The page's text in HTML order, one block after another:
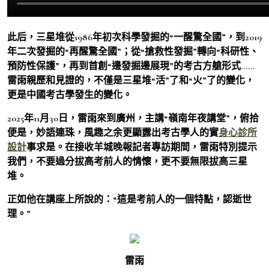
此后，三星堆從1986年初次科學發掘的“一醒驚全國”，到2019
年二次發掘的“再醒驚全國”；從“搶救性發掘”轉向“科研性、
預防性保護”，再到首創“邊發掘邊展現”的考古方艙形式……
雷雨親歷和見證的，不僅是三星堆“活”了和“火”了的變化，
更是中國考古學發生的變化。
2025年11月30日，雷雨來到廣州，主講“嶺南年夜講堂”，俯拾
便是，妙語連珠，風趣之余更顯露出考古學人的實身心診所
設計事求是。在接收羊城晚報記者專訪期間，雷雨特別提示
我們，不要過分拔高考前人的情懷，更不要無限拔高三星
堆。
正如他在講座上所說的：“這是考前人的一個特點，認逝世
理。”
雷雨